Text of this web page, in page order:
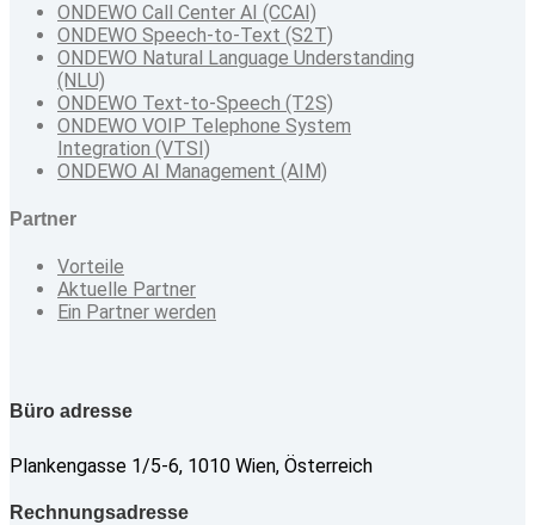
ONDEWO Call Center AI (CCAI)
ONDEWO Speech-to-Text (S2T)
ONDEWO Natural Language Understanding
(NLU)
ONDEWO Text-to-Speech (T2S)
ONDEWO VOIP Telephone System
Integration (VTSI)
ONDEWO AI Management (AIM)
Partner
Vorteile
Aktuelle Partner
Ein Partner werden
Büro adresse
Plankengasse 1/5-6, 1010 Wien, Österreich
Rechnungsadresse